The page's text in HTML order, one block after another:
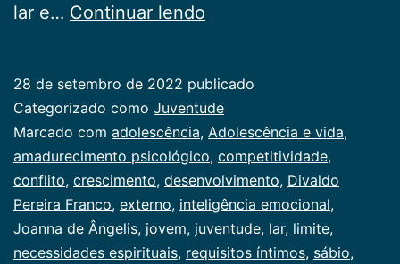
lar e… Continuar lendo
o
ter
na
adolescência
28 de setembro de 2022 publicado
Categorizado como Juventude
Marcado com adolescência, Adolescência e vida,
amadurecimento psicológico, competitividade,
conflito, crescimento, desenvolvimento, Divaldo
Pereira Franco, externo, inteligência emocional,
Joanna de Ângelis, jovem, juventude, lar, limite,
necessidades espirituais, requisitos íntimos, sábio,